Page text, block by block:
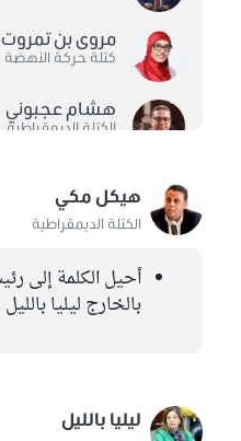
هيكل مكي
الكتلة الديمقراطية
أحيل الكلمة إلى
بالخارج ليليا
ليليا بالليل
مروى بن تمروت
كتلة حركة النهضة
هشام عجبوني
الكتلة الديمقراطية
الكتلة الديمقراطية
كتلة ائتلاف الكرامة
هيكل مكي